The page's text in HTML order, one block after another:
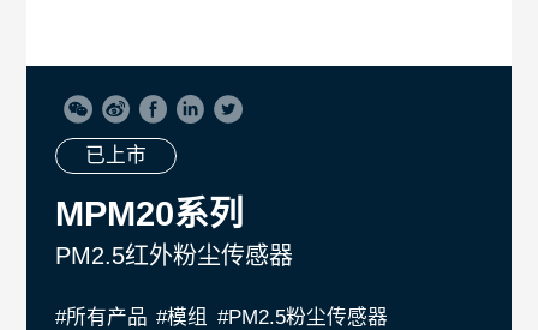
已上市
MPM20系列
PM2.5红外粉尘传感器
#所有产品 #模组 #PM2.5粉尘传感器